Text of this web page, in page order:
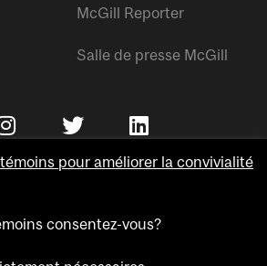
McGill Reporter
Salle de presse McGill
pour améliorer la convivialité
consentez-vous?